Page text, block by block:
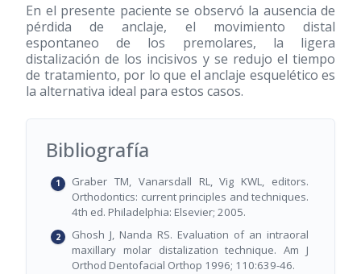
En el presente paciente se observó la ausencia de
pérdida de anclaje, el movimiento distal
espontaneo de los premolares, la ligera
distalización de los incisivos y se redujo el tiempo
de tratamiento, por lo que el anclaje esquelético es
la alternativa ideal para estos casos.
Bibliografía
Graber TM, Vanarsdall RL, Vig KWL, editors.
Orthodontics: current principles and techniques.
4th ed. Philadelphia: Elsevier; 2005.
Ghosh J, Nanda RS. Evaluation of an intraoral
maxillary molar distalization technique. Am J
Orthod Dentofacial Orthop 1996; 110:639-46.